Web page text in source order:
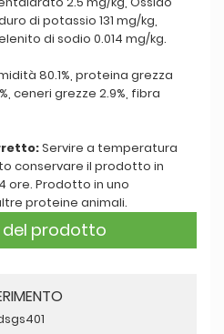
di potassio 131 mg/kg,
di sodio 0.014 mg/kg.
80.1%, proteina grezza
ceneri grezze 2.9%, fibra
Servire a temperatura
conservare il prodotto in
ore. Prodotto in uno
proteine animali.
prodotto